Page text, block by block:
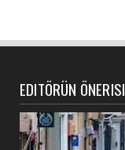
EDITÖRÜN ÖNERISI